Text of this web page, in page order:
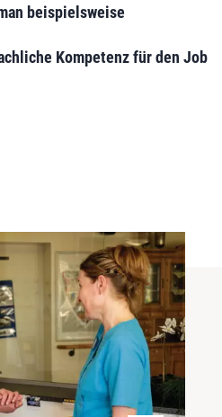
beispielsweise
Kompetenz für den Job